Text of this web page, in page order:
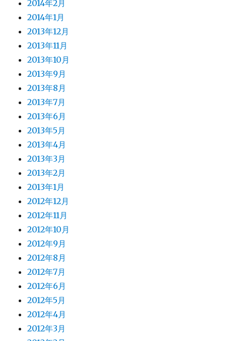
2014年2月
2014年1月
2013年12月
2013年11月
2013年10月
2013年9月
2013年8月
2013年7月
2013年6月
2013年5月
2013年4月
2013年3月
2013年2月
2013年1月
2012年12月
2012年11月
2012年10月
2012年9月
2012年8月
2012年7月
2012年6月
2012年5月
2012年4月
2012年3月